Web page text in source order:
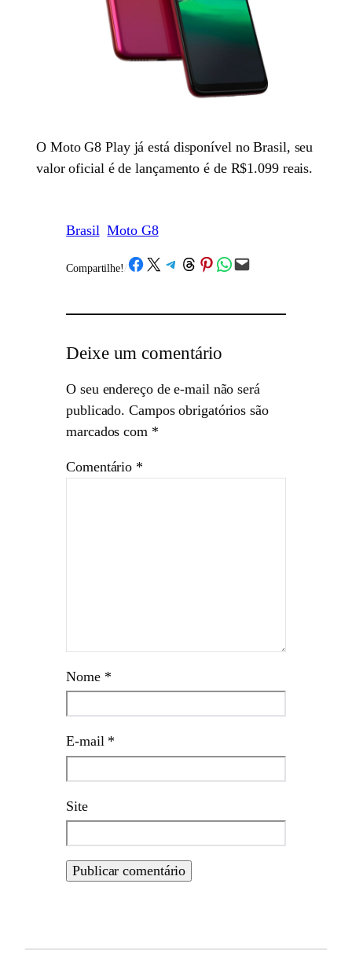
O Moto G8 Play já está disponível no Brasil, seu
valor oficial é de lançamento é de R$1.099 reais.
Brasil Moto G8
Compartilhe! /Share on Facebook
Share on X Share on Telegram
Share on Threads
Share on Pinterest
Share on WhatsApp
Email this Page
Deixe um comentário
O seu endereço de e-mail não será
publicado. Campos obrigatórios são
marcados com *
Comentário *
Nome *
E-mail *
Site